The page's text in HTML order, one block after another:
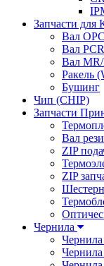
Запчасти для
Вал
Вал
Вал
Ракель
Бушинг
Чип (CHIP)
Запчасти
Вал
ZIP
ZIP
Чернила